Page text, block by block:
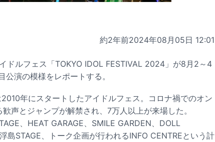
約2年前2024年08月05日 12:01
ドルフェス「TOKYO IDOL FESTIVAL 2024」が8月2～4
演の模様をレポートする。
年にスタートしたアイドルフェス。コロナ禍でのオン
声とジャンプが解禁され、7万人以上が来場した。
、HEAT GARAGE、SMILE GARDEN、DOLL
島STAGE、トーク企画が行われるINFO CENTREという計